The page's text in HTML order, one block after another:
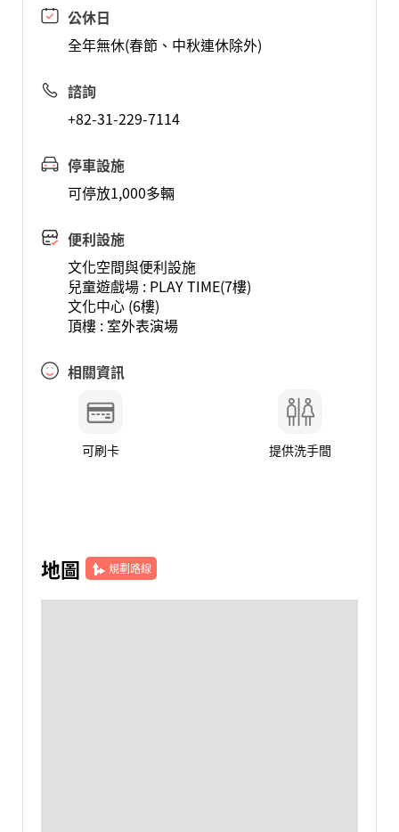
公休日
全年無休(春節、中秋連休除外)
諮詢
+82-31-229-7114
停車設施
可停放1,000多輛
便利設施
文化空間與便利設施
兒童遊戲場 : PLAY TIME(7樓)
文化中心 (6樓)
頂樓 : 室外表演場
相關資訊
可刷卡 提供洗手間
地圖 規劃路線